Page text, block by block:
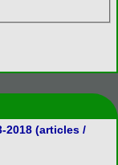
2018 (articles /